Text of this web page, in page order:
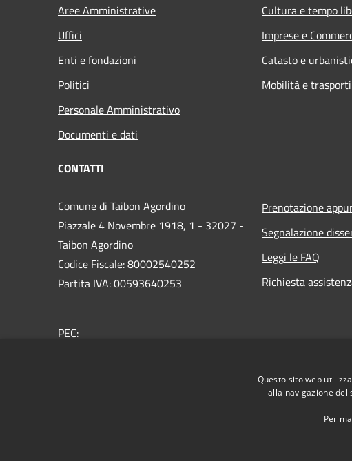
Aree Amministrative
Uffici
Enti e fondazioni
Politici
Personale Amministrativo
Documenti e dati
Cultura e tempo
Imprese e
Catasto e
Mobilità e trasporti
CONTATTI
Comune di Taibon Agordino
Piazzale 4 Novembre 1918, 1 - 32027 -
Taibon Agordino
Codice Fiscale: 80002540252
Partita IVA: 00593640253
PEC:
Prenotazione
Segnalazione
Leggi le FAQ
Richiesta
Questo sito web
alla navigazione del
Per